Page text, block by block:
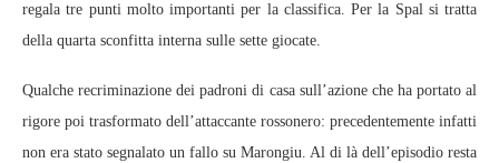
regala tre punti molto importanti per la classifica. Per la Spal si tratta
della quarta sconfitta interna sulle sette giocate.
Qualche recriminazione dei padroni di casa sull’azione che ha portato al
rigore poi trasformato dell’attaccante rossonero: precedentemente infatti
non era stato segnalato un fallo su Marongiu. Al di là dell’episodio resta